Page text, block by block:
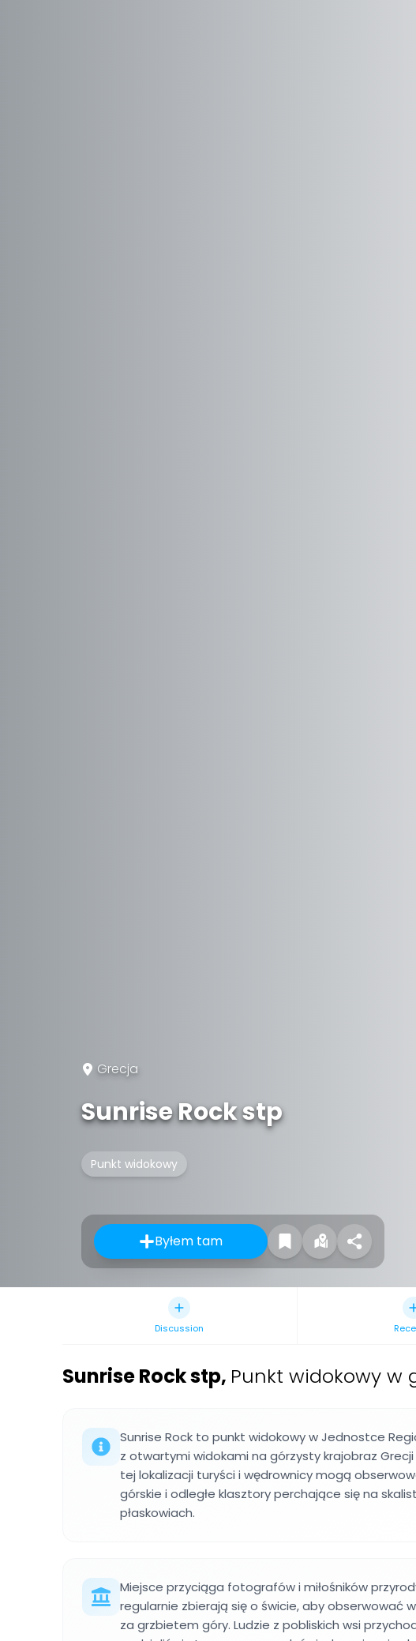
Grecja
Sunrise Rock stp
Punkt widokowy
Byłem tam
Discussion
Sunrise Rock stp, Punkt widokowy w
Sunrise Rock to punkt widokowy w Jednostce
z otwartymi widokami na górzysty krajobraz Grecji
tej lokalizacji turyści i wędrownicy mogą
górskie i odległe klasztory perchające się na
płaskowiach.
Miejsce przyciąga fotografów i miłośników
regularnie zbierają się o świcie, aby obserwować
za grzbietem góry. Ludzie z pobliskich wsi